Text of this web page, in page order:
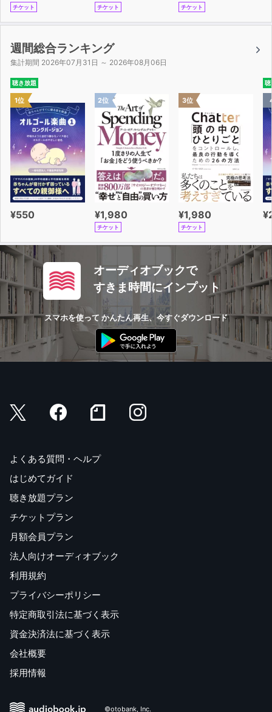
チケット チケット チケット
週間総合ランキング
集計期間 2026年07月31日 ～ 2026年08月06日
聴き放題
1位
¥550
2位
¥1,980
チケット
3位
¥1,980
チケット
聴
オーディオブックで
すきま時間にインプット
スマホを使って かんたん再生、今すぐダウンロード
よくある質問・ヘルプ
はじめてガイド
聴き放題プラン
チケットプラン
月額会員プラン
法人向けオーディオブック
利用規約
プライバシーポリシー
特定商取引法に基づく表示
資金決済法に基づく表示
会社概要
採用情報
©otobank, Inc.